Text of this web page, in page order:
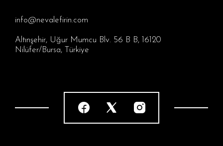
info@nevalefirin.com
Altınşehir, Uğur Mumcu Blv. 56 B B, 16120
Nilüfer/Bursa, Türkiye